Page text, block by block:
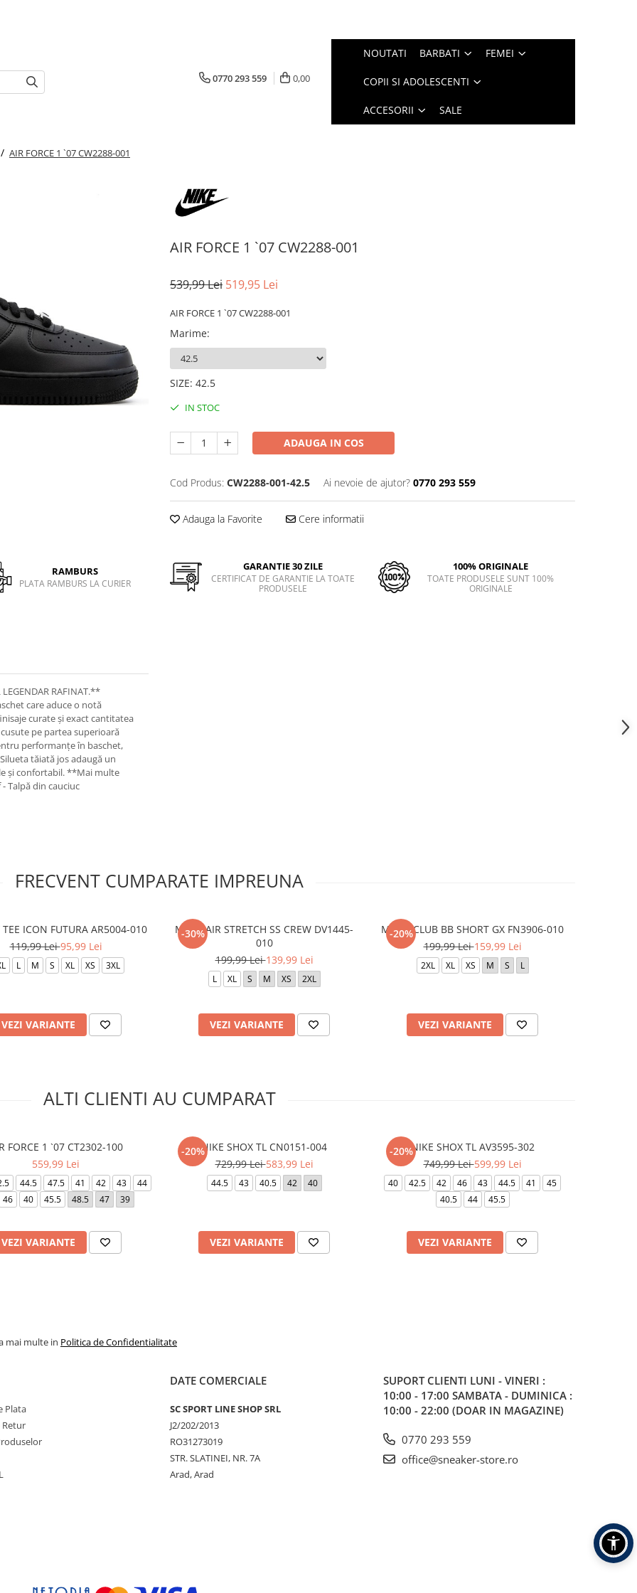
0770 293 559 0,00
NOUTATI BARBATI FEMEI
COPII SI ADOLESCENTI
ACCESORII SALE
AIR FORCE 1 `07 CW2288-001
AIR FORCE 1 `07 CW2288-001
539,99 Lei 519,95 Lei
AIR FORCE 1 `07 CW2288-001
Marime:
SIZE: 42.5
IN STOC
ADAUGA IN COS
Cod Produs: CW2288-001-42.5 Ai nevoie de ajutor? 0770 293 559
Adauga la Favorite Cere informatii
RAMBURS
PLATA RAMBURS LA CURIER
GARANTIE 30 ZILE
CERTIFICAT DE GARANTIE LA TOATE
PRODUSELE
100% ORIGINALE
TOATE PRODUSELE SUNT 100%
ORIGINALE
RAFINAT.**
care aduce o notă
curate și exact cantitatea
pe partea superioară
performanțe în baschet,
tăiată jos adaugă un
și confortabil. **Mai multe
Talpă din cauciuc
FRECVENT CUMPARATE IMPREUNA
ICON FUTURA AR5004-010
119,99 Lei95,99 Lei
L M S XL XS 3XL
VEZI VARIANTE
-30%
M J JD AIR STRETCH SS CREW DV1445-
010
199,99 Lei139,99 Lei
L XL S M XS 2XL
VEZI VARIANTE
-20%
M N K CLUB BB SHORT GX FN3906-010
199,99 Lei159,99 Lei
2XL XL XS M S L
VEZI VARIANTE
ALTI CLIENTI AU CUMPARAT
FORCE 1 `07 CT2302-100
559,99 Lei
44.5 47.5 41 42 43
44
46 40 45.5 48.5 47 39
VEZI VARIANTE
-20%NIKE SHOX TL CN0151-004
729,99 Lei583,99 Lei
44.5 43 40.5 42 40
VEZI VARIANTE
-20%NIKE SHOX TL AV3595-302
749,99 Lei599,99 Lei
40 42.5 42 46 43 44.5 41
45
40.5
44 45.5
VEZI VARIANTE
mai multe in Politica de Confidentialitate
Plata
Retur
DATE COMERCIALE
SC SPORT LINE SHOP SRL
J2/202/2013
RO31273019
STR. SLATINEI, NR. 7A
Arad, Arad
SUPORT CLIENTI LUNI - VINERI :
10:00 - 17:00 SAMBATA - DUMINICA :
10:00 - 22:00 (DOAR IN MAGAZINE)
0770 293 559
office@sneaker-store.ro